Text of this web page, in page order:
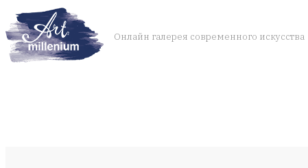
Онлайн галерея современного искусства